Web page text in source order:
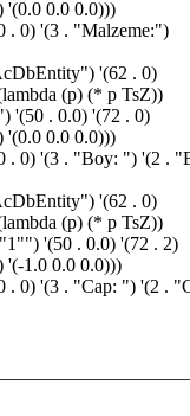
'(0.0 0.0 0.0)))
0) '(3 . "Malzeme:")
'(62 . 0)
(p) (* p TsZ))
'(50 . 0.0) '(72 . 0)
'(0.0 0.0 0.0)))
. 0) '(3 . "Boy: ") '(2 .
'(62 . 0)
(p) (* p TsZ))
'(50 . 0.0) '(72 . 2)
'(-1.0 0.0 0.0)))
0) '(3 . "Cap: ") '(2 .